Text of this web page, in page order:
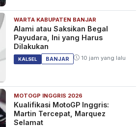
WARTA KABUPATEN BANJAR
Alami atau Saksikan Begal
Payudara, Ini yang Harus
Dilakukan
KALSEL BANJAR 10 jam yang lalu
MOTOGP INGGRIS 2026
Kualifikasi MotoGP Inggris:
Martin Tercepat, Marquez
Selamat